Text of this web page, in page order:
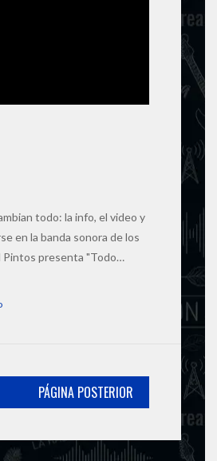
todo: la info, el video y
en la banda sonora de los
Pintos presenta "Todo…
PÁGINA POSTERIOR